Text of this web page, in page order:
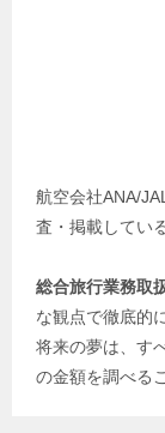
航空会社ANA/
査・掲載してい
総合旅行業務取
な観点で徹底的
将来の夢は、す
の金額を調べる